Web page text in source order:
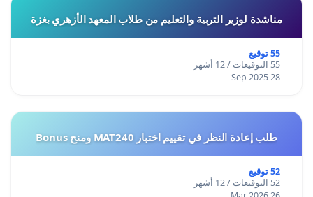
مناشدة لوزير التربية والتعليم من طلاب المعهد الأزهري بغزة
55 توقيع
55 التوقيعات / 12 أشهر
28 Sep 2025
طلب إعادة النظر في تقييم اختبار MAT240 ومنح Bonus
52 توقيع
52 التوقيعات / 12 أشهر